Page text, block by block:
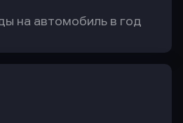
на автомобиль в год